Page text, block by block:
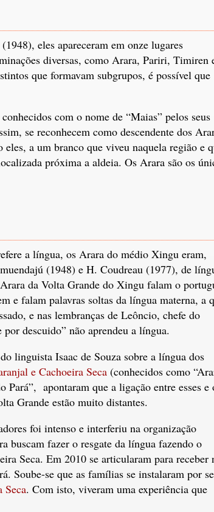
eles apareceram em onze lugares
diversas, como Arara, Pariri, Timiren
que formavam subgrupos, é possível que
com o nome de “Maias” pelos seus
se reconhecem como descendente dos
a um branco que viveu naquela região e
próxima a aldeia. Os Arara são os
a língua, os Arara do médio Xingu eram,
(1948) e H. Coudreau (1977), de
da Volta Grande do Xingu falam o
e falam palavras soltas da língua materna, a
e nas lembranças de Leôncio, chefe do
por descuido” não aprendeu a língua.
linguista Isaac de Souza sobre a língua dos
e Cachoeira Seca (conhecidos como
Pará”, apontaram que a ligação entre esses e
Grande estão muito distantes.
foi intenso e interferiu na organização
buscam fazer o resgate da língua fazendo o
Seca. Em 2010 se articularam para receber
Soube-se que as famílias se instalaram por
Seca. Com isto, viveram uma experiência que